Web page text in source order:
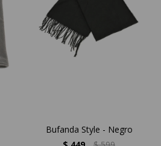
Bufanda Style - Negro